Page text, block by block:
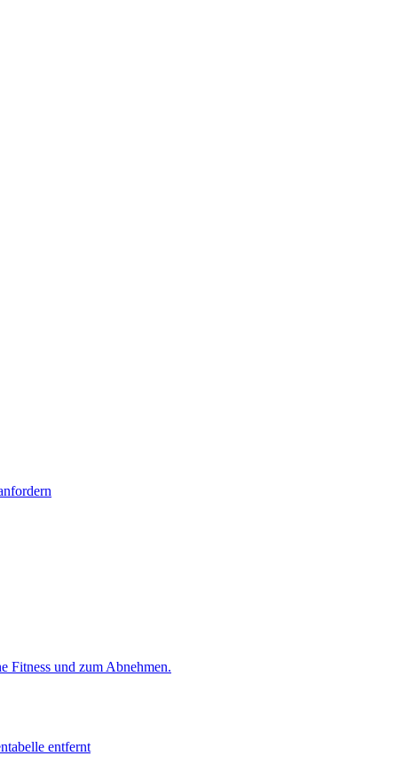
Fitness und zum Abnehmen.
entfernt